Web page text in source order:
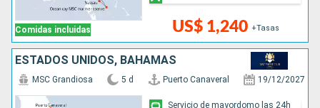
Comidas incluidas US$ 1,240 +Tasas
ESTADOS UNIDOS, BAHAMAS
MSC Grandiosa 5 d Puerto Canaveral 19/12/2027
Servicio de mayordomo las 24h